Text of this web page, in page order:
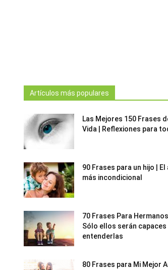
Artículos más populares
Las Mejores 150 Frases
Vida | Reflexiones para
90 Frases para un hijo | El
más incondicional
70 Frases Para Hermanos |
Sólo ellos serán capaces
entenderlas
80 Frases para Mi Mejor